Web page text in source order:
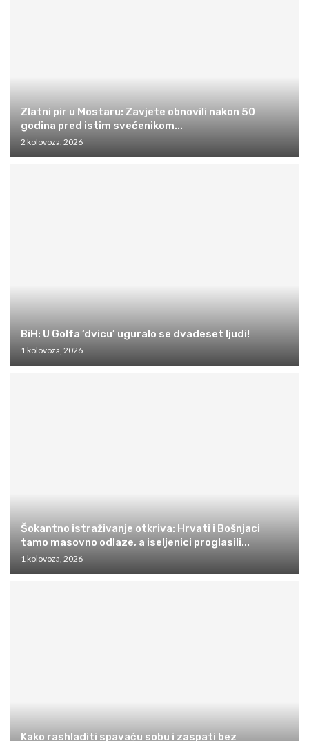
Zlatni pir u Mostaru: Zavjete obnovili nakon 50
godina pred istim svećenikom...
2 kolovoza, 2026
BiH: U Golfa ‘dvicu’ uguralo se dvadeset ljudi!
1 kolovoza, 2026
Šokantno istraživanje otkriva: Hrvati i Bošnjaci
tamo masovno odlaze, a iseljenici proglasili...
1 kolovoza, 2026
Kako rashladiti spavaću sobu i zaspati bez